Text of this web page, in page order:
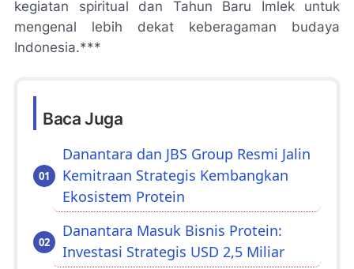
kegiatan spiritual dan Tahun Baru Imlek untuk
mengenal lebih dekat keberagaman budaya
Indonesia.***
Baca Juga
Danantara dan JBS Group Resmi Jalin
Kemitraan Strategis Kembangkan
Ekosistem Protein
Danantara Masuk Bisnis Protein:
Investasi Strategis USD 2,5 Miliar